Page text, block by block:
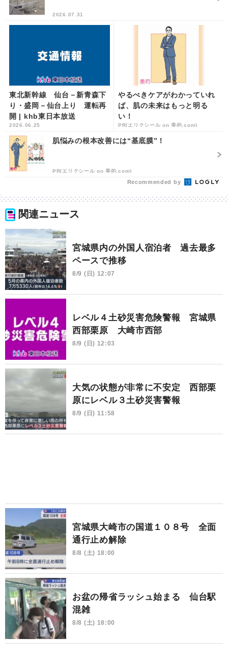
2026.07.31
東北新幹線 仙台－新青森下
り・盛岡－仙台上り 運転再
開 | khb東日本放送
2026.06.25
やるべきケアがわかっていれ
ば、肌の未来はもっと明る
い！
PR(エリクシール on 美的.com)
肌悩みの根本改善には“基底膜”！
PR(エリクシール on 美的.com)
Recommended by
関連ニュース
宮城県内の外国人宿泊者 過去最多
ペースで推移
8/9 (日) 12:07
レベル４土砂災害危険警報 宮城県
西部栗原 大崎市西部
8/9 (日) 12:03
大気の状態が非常に不安定 西部栗
原にレベル３土砂災害警報
8/9 (日) 11:58
宮城県大崎市の国道１０８号 全面
通行止め解除
8/8 (土) 18:00
お盆の帰省ラッシュ始まる 仙台駅
混雑
8/8 (土) 18:00